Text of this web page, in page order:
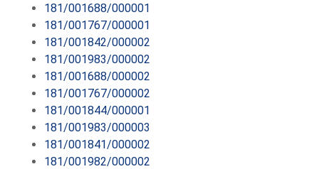
181/001688/000001
181/001767/000001
181/001842/000002
181/001983/000002
181/001688/000002
181/001767/000002
181/001844/000001
181/001983/000003
181/001841/000002
181/001982/000002